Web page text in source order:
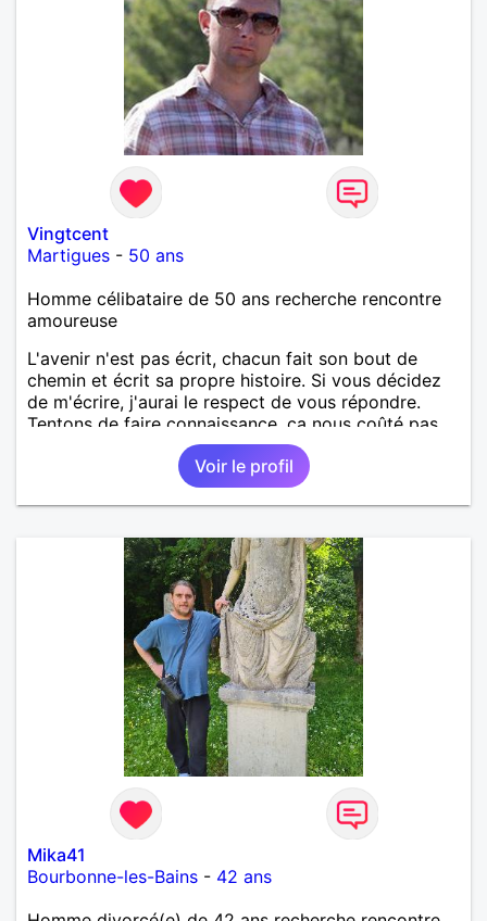
Vingtcent
Martigues - 50 ans
Homme célibataire de 50 ans recherche rencontre
amoureuse
L'avenir n'est pas écrit, chacun fait son bout de
chemin et écrit sa propre histoire. Si vous décidez
de m'écrire, j'aurai le respect de vous répondre.
Tentons de faire connaissance, ça nous coûté pas
Voir le profil
Mika41
Bourbonne-les-Bains - 42 ans